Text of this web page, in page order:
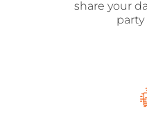
share your
party